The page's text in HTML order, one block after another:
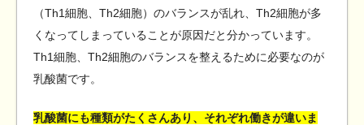
（Th1細胞、Th2細胞）のバランスが乱れ、Th2細胞が多
くなってしまっていることが原因だと分かっています。
Th1細胞、Th2細胞のバランスを整えるために必要なのが
乳酸菌です。
乳酸菌にも種類がたくさんあり、それぞれ働きが違いま